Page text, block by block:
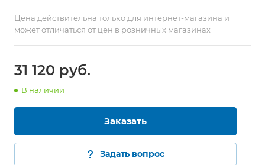
Цена действительна только для интернет-магазина и
может отличаться от цен в розничных магазинах
31 120 руб.
В наличии
Заказать
Задать вопрос